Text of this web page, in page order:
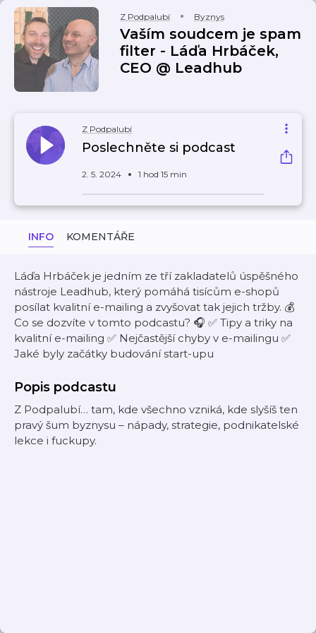
Z Podpalubí Byznys
Vaším soudcem je spam
filter - Láďa Hrbáček,
CEO @ Leadhub
Z Podpalubí
Poslechněte si podcast
2. 5. 2024 1 hod 15 min
INFO KOMENTÁŘE
Láďa Hrbáček je jedním ze tří zakladatelů úspěšného
nástroje Leadhub, který pomáhá tisícům e-shopů
posílat kvalitní e-mailing a zvyšovat tak jejich tržby. 💰
Co se dozvíte v tomto podcastu? 🎧 ✅ Tipy a triky na
kvalitní e-mailing ✅ Nejčastější chyby v e-mailingu ✅
Jaké byly začátky budování start-upu
Popis podcastu
Z Podpalubí… tam, kde všechno vzniká, kde slyšíš ten
pravý šum byznysu – nápady, strategie, podnikatelské
lekce i fuckupy.